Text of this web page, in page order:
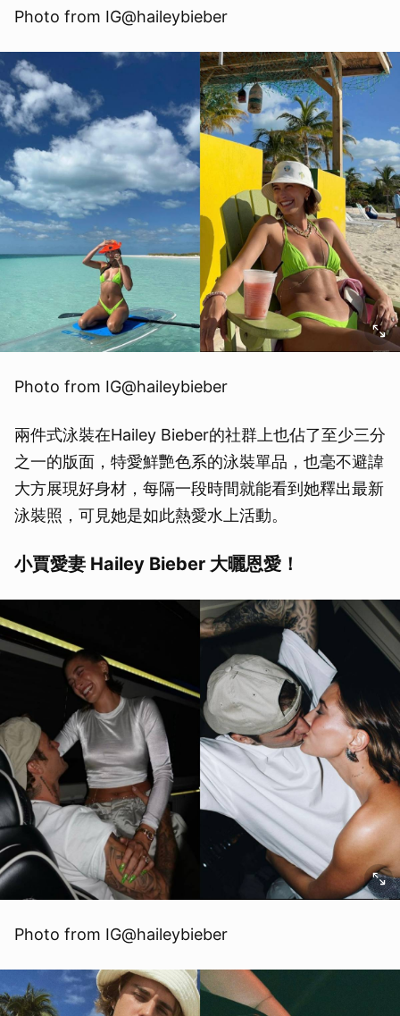
Photo from IG@haileybieber
Photo from IG@haileybieber
兩件式泳裝在Hailey Bieber的社群上也佔了至少三分
之一的版面，特愛鮮艷色系的泳裝單品，也毫不避諱
大方展現好身材，每隔一段時間就能看到她釋出最新
泳裝照，可見她是如此熱愛水上活動。
小賈愛妻 Hailey Bieber 大曬恩愛！
Photo from IG@haileybieber